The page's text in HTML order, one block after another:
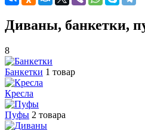
Диваны, банкетки,
8
Банкетки 1 товар
Кресла
Пуфы 2 товара